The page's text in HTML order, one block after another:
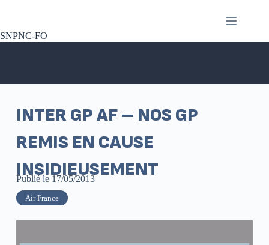
SNPNC-FO
INTER GP AF – NOS GP
REMIS EN CAUSE
INSIDIEUSEMENT
Publié le 17/05/2013
Air France